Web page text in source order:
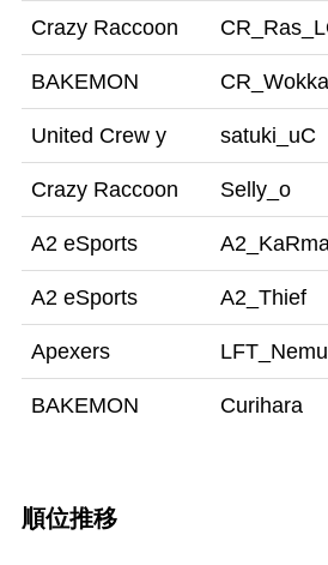
Crazy Raccoon
BAKEMON
United Crew y satuki_uC
Crazy Raccoon Selly_o
A2 eSports
A2 eSports A2_Thief
Apexers LFT_Nemu
BAKEMON Curihara
順位推移